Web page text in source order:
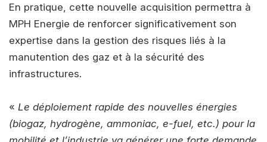
En pratique, cette nouvelle acquisition permettra à
MPH Energie de renforcer significativement son
expertise dans la gestion des risques liés à la
manutention des gaz et à la sécurité des
infrastructures.
« Le déploiement rapide des nouvelles énergies
(biogaz, hydrogène, ammoniac, e-fuel, etc.) pour la